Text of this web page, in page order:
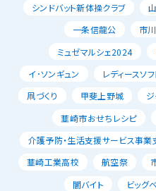
シンドバット新体操クラブ
一条信龍公
市
ミュゼマルシェ2024
イ･ソンギュン
レディースソ
凧づくり
甲斐上野城
韮崎市おせちレシピ
介護予防・生活支援サービス事業
韮崎工業高校
航空祭
闇バイト
ビッグ